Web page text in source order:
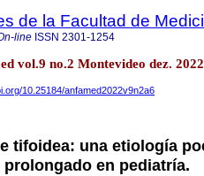
de la Facultad de
line ISSN 2301-1254
vol.9 no.2 Montevideo dez.
10.25184/anfamed2022v9n2a6
tifoidea: una etiología
en pediatría.